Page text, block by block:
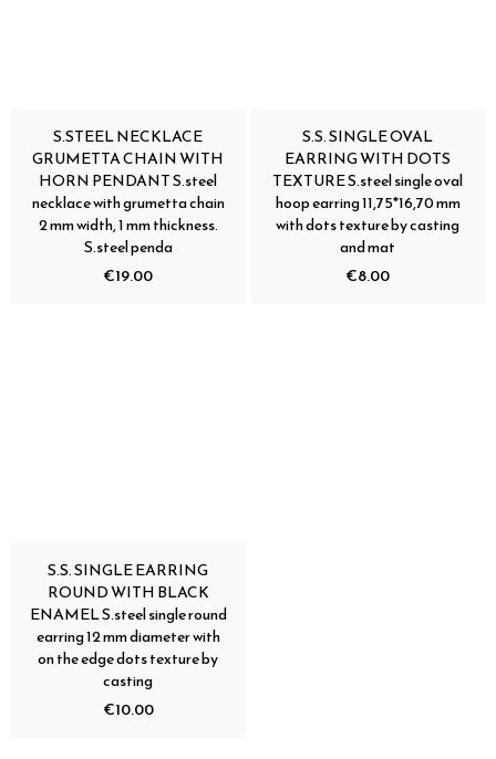
S.STEEL NECKLACE
GRUMETTA CHAIN WITH
HORN PENDANT S.steel
necklace with grumetta chain
2 mm width, 1 mm thickness.
S.steel penda
€19.00
S.S. SINGLE OVAL
EARRING WITH DOTS
TEXTURE S.steel single oval
hoop earring 11,75*16,70 mm
with dots texture by casting
and mat
€8.00
S.S. SINGLE EARRING
ROUND WITH BLACK
ENAMEL S.steel single round
earring 12 mm diameter with
on the edge dots texture by
casting
€10.00